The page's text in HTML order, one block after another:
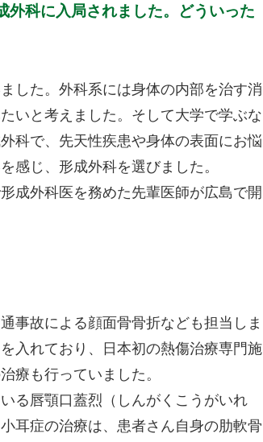
外科に入局されました。どういった
した。外科系には身体の内部を治す消
いと考えました。そして大学で学ぶな
科で、先天性疾患や身体の表面にお悩
感じ、形成外科を選びました。
成外科医を務めた先輩医師が広島で開
事故による顔面骨骨折なども担当しま
入れており、日本初の熱傷治療専門施
療も行っていました。
る唇顎口蓋烈（しんがくこうがいれ
耳症の治療は、患者さん自身の肋軟骨